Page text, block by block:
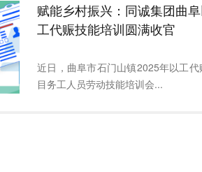
赋能乡村振兴：同诚集团曲
工代赈技能培训圆满收官
近日，曲阜市石门山镇2025年以工代
目务工人员劳动技能培训会...